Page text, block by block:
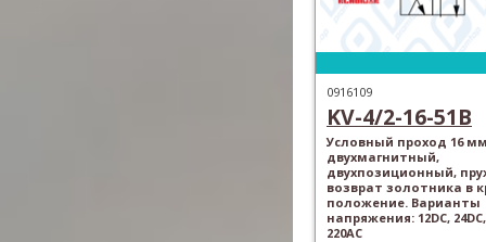
0916109
KV-4/2-16-51B
Условный проход 16
двухмагнитный,
двухпозиционный,
возврат золотника в
положение. Варианты
напряжения: 12DC, 24DC,
220AC